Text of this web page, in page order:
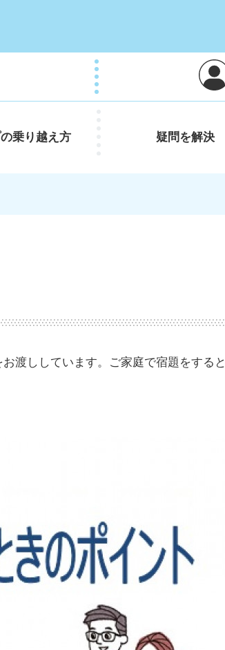
乗り越え方 疑問を解決
渡ししています。ご家庭で宿題をすると